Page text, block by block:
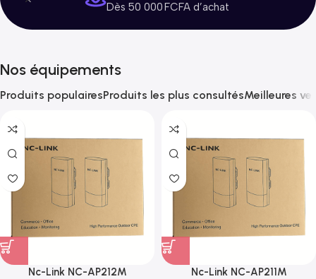
Dès 50 000 FCFA d’achat
Nos équipements
Produits populairesProduits les plus consultésMeilleures
Nc-Link NC-AP212M Nc-Link NC-AP211M